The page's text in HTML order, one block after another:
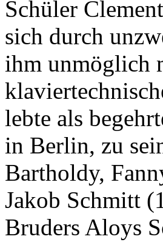
Schüler
sich durch
ihm unmöglich
lebte als
in Berlin, zu
Bartholdy,
Jakob Schmitt
Bruders Aloys